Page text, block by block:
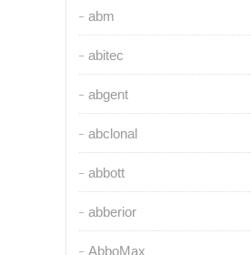
abm
abitec
abgent
abclonal
abbott
abberior
AbboMax